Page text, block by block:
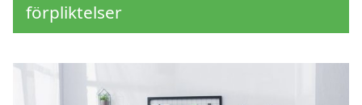
förpliktelser